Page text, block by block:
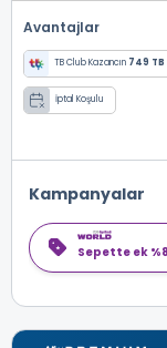
Avantajlar
TB Club Kazancın 749 TB
İptal Koşulu
Kampanyalar
Sepette ek